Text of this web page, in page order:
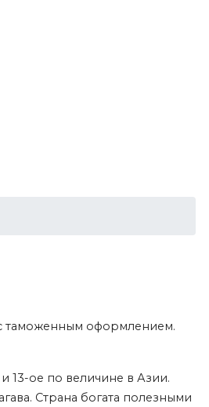
таможенным оформлением.
13-ое по величине в Азии.
Страна богата полезными